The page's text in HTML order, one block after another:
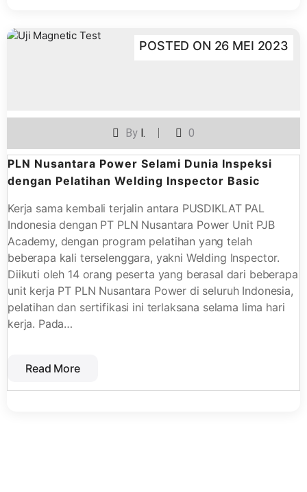
POSTED ON 26 MEI 2023
By I. 0
PLN Nusantara Power Selami Dunia Inspeksi
dengan Pelatihan Welding Inspector Basic
Kerja sama kembali terjalin antara PUSDIKLAT PAL
Indonesia dengan PT PLN Nusantara Power Unit PJB
Academy, dengan program pelatihan yang telah
beberapa kali terselenggara, yakni Welding Inspector.
Diikuti oleh 14 orang peserta yang berasal dari beberapa
unit kerja PT PLN Nusantara Power di seluruh Indonesia,
pelatihan dan sertifikasi ini terlaksana selama lima hari
kerja. Pada…
Read More